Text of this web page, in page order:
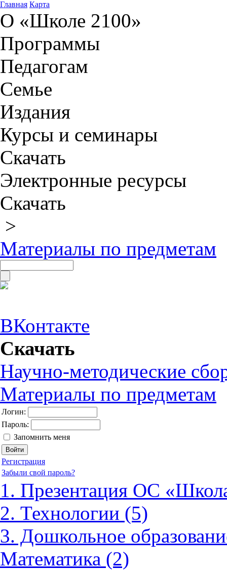
Главная Карта
О «Школе 2100»
Программы
Педагогам
Семье
Издания
Курсы и семинары
Скачать
Электронные ресурсы
Скачать
>
Материалы по предметам
ВКонтакте
Скачать
Научно-методические
Материалы по предметам
Логин:
Пароль:
Запомнить меня
Регистрация
Забыли свой пароль?
1. Презентация ОС
2. Технологии (5)
3. Дошкольное
Математика (2)